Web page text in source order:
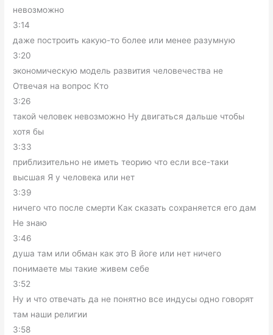
невозможно
3:14
даже построить какую-то более или менее разумную
3:20
экономическую модель развития человечества не
Отвечая на вопрос Кто
3:26
такой человек невозможно Ну двигаться дальше чтобы
хотя бы
3:33
приблизительно не иметь теорию что если все-таки
высшая Я у человека или нет
3:39
ничего что после смерти Как сказать сохраняется его дам
Не знаю
3:46
душа там или обман как это В йоге или нет ничего
понимаете мы такие живем себе
3:52
Ну и что отвечать да не понятно все индусы одно говорят
там наши религии
3:58